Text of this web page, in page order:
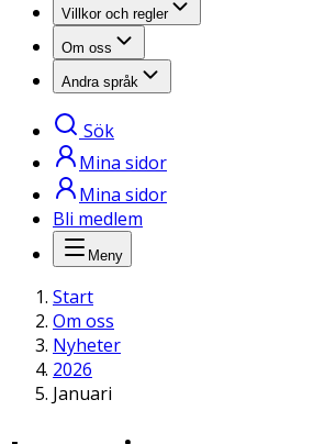
Villkor och regler
Om oss
Andra språk
Sök
Mina sidor
Mina sidor
Bli medlem
Meny
Start
Om oss
Nyheter
2026
Januari